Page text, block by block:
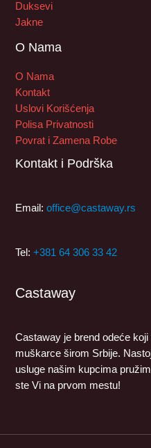
Duksevi
Jakne
O Nama
O Nama
Kontakt
Uslovi Korišćenja
Polisa Privatnosti
Povrat i Zamena Robe
Kontakt i Podrška
Email:office@castaway.rs
Tel:+381 64 306 33 42
Castaway
Castaway je brend odeće
muškarce širom Srbije.
usluge našim kupcima
ste Vi na prvom mestu!